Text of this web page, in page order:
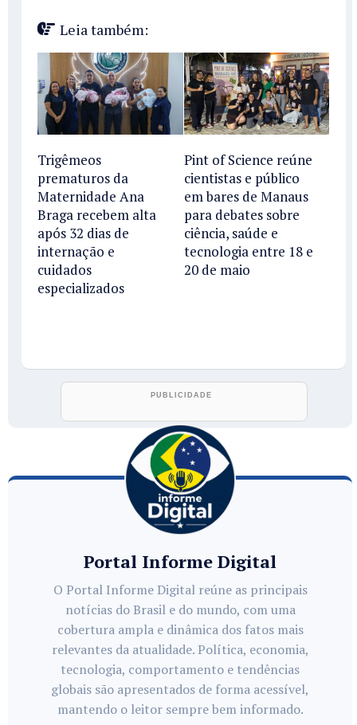
Leia também:
Trigêmeos
prematuros da
Maternidade Ana
Braga recebem alta
após 32 dias de
internação e
cuidados
especializados
Pint of Science reúne
cientistas e público
em bares de Manaus
para debates sobre
ciência, saúde e
tecnologia entre 18 e
20 de maio
Portal Informe Digital
O Portal Informe Digital reúne as principais
notícias do Brasil e do mundo, com uma
cobertura ampla e dinâmica dos fatos mais
relevantes da atualidade. Política, economia,
tecnologia, comportamento e tendências
globais são apresentados de forma acessível,
mantendo o leitor sempre bem informado.